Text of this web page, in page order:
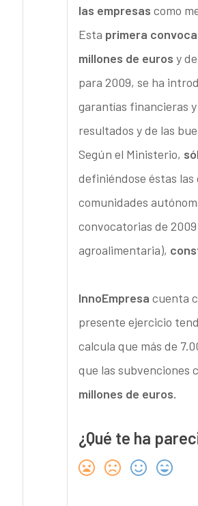
las empresas como
Esta primera
millones de euros y
para 2009, se ha
garantías financieras
resultados y de las
Según el Ministerio,
definiéndose éstas
comunidades
convocatorias de
agroalimentaria),
InnoEmpresa cuenta
presente ejercicio
calcula que más de
que las subvenciones
millones de euros.
¿Qué te ha